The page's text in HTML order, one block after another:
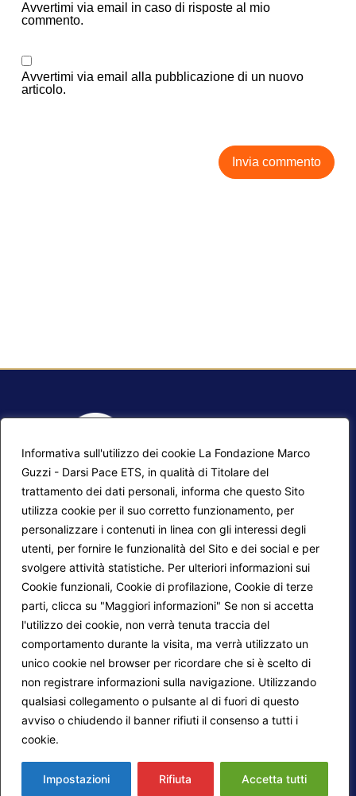
Informativa sull'utilizzo dei cookie La Fondazione Marco
Guzzi - Darsi Pace ETS, in qualità di Titolare del
trattamento dei dati personali, informa che questo Sito
utilizza cookie per il suo corretto funzionamento, per
personalizzare i contenuti in linea con gli interessi degli
utenti, per fornire le funzionalità del Sito e dei social e per
svolgere attività statistiche. Per ulteriori informazioni sui
Cookie funzionali, Cookie di profilazione, Cookie di terze
parti, clicca su "Maggiori informazioni" Se non si accetta
l'utilizzo dei cookie, non verrà tenuta traccia del
comportamento durante la visita, ma verrà utilizzato un
unico cookie nel browser per ricordare che si è scelto di
non registrare informazioni sulla navigazione. Utilizzando
qualsiasi collegamento o pulsante al di fuori di questo
avviso o chiudendo il banner rifiuti il consenso a tutti i
cookie.
Impostazioni Rifiuta Accetta tutti
Avvertimi via email in caso di risposte al mio
commento.
Avvertimi via email alla pubblicazione di un nuovo
articolo.
Mappa del sito
Progetti Darsi Pace
Login redattori
Calendario corsi
Privacy Policy
Cookie Policy
Seguici su:
© 2026
. Tutti i diritti sono riservati.